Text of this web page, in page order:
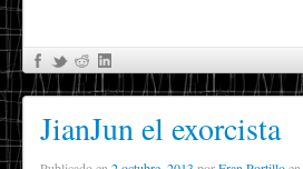
JianJun el exorcista